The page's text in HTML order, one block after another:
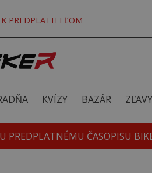
K PREDPLATITEĽOM
KVÍZY BAZÁR
PREDPLATNÉMU ČASOPISU